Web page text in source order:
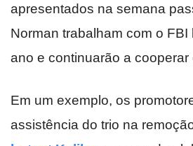
apresentados na semana
Norman trabalham com o FBI
ano e continuarão a cooperar
Em um exemplo, os
assistência do trio na